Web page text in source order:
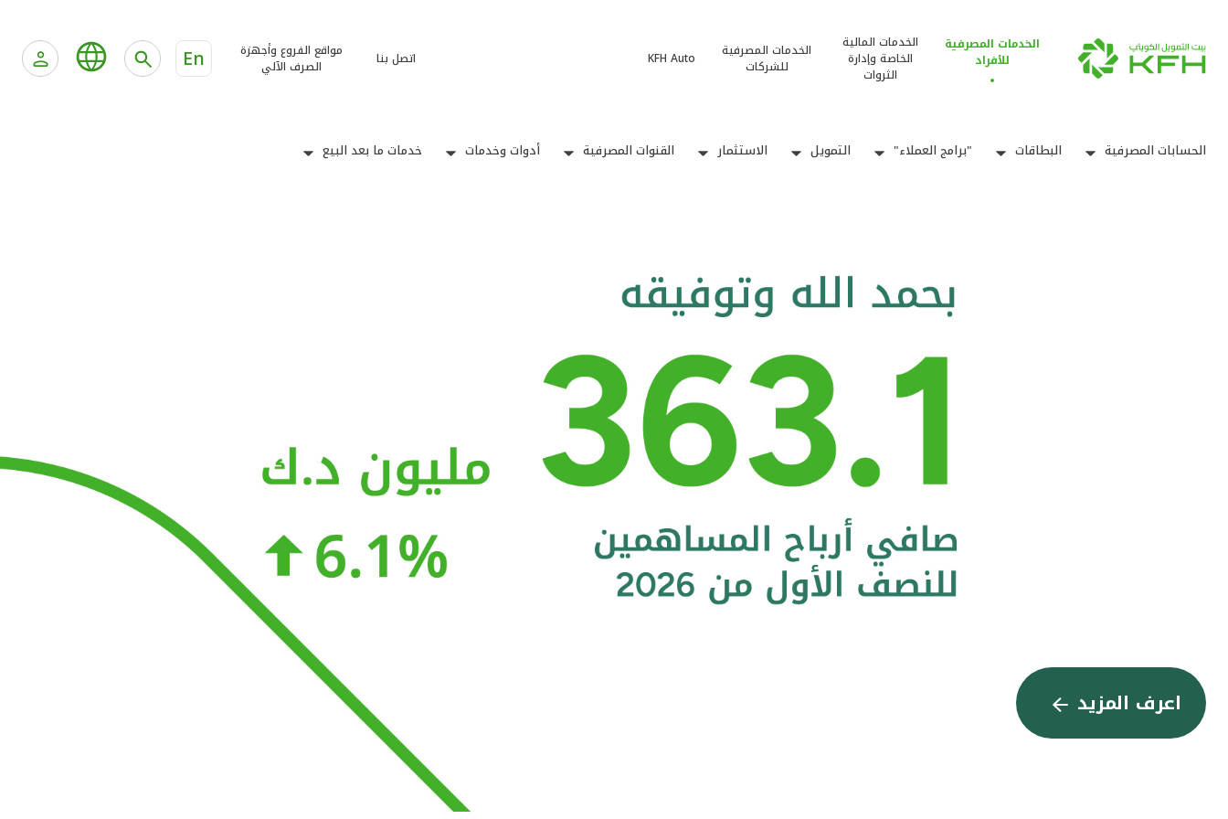
الخدمات المصرفية
للأفراد
الخدمات المالية
الخاصة وإدارة
الثروات
الخدمات المصرفية
للشركات
KFH Auto اتصل بنا
مواقع الفروع وأجهزة
الصرف الآلي
En
الحسابات المصرفية البطاقات "برامج العملاء" التمويل الاستثمار القنوات المصرفية أدوات وخدمات خدمات ما بعد البيع
اعرف المزيد